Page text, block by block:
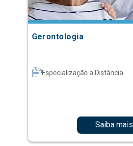
Gerontologia
Especialização a Distância
Saiba mais